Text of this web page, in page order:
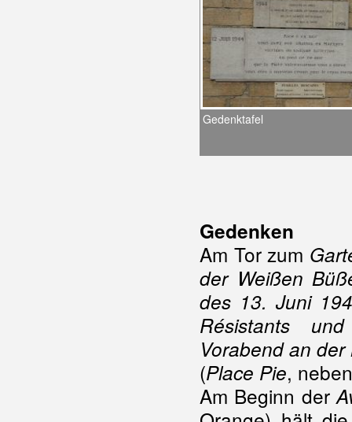
Gedenktafel
Gedenken
Am Tor zum
der Weißen
des 13. Juni
Résistants
Vorabend an
(Place Pie,
Am Beginn der